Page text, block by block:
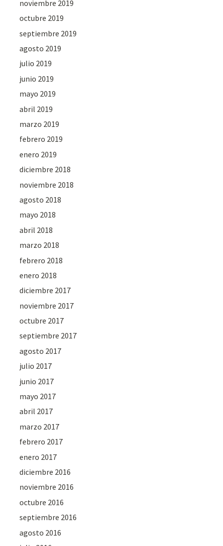
noviembre 2019
octubre 2019
septiembre 2019
agosto 2019
julio 2019
junio 2019
mayo 2019
abril 2019
marzo 2019
febrero 2019
enero 2019
diciembre 2018
noviembre 2018
agosto 2018
mayo 2018
abril 2018
marzo 2018
febrero 2018
enero 2018
diciembre 2017
noviembre 2017
octubre 2017
septiembre 2017
agosto 2017
julio 2017
junio 2017
mayo 2017
abril 2017
marzo 2017
febrero 2017
enero 2017
diciembre 2016
noviembre 2016
octubre 2016
septiembre 2016
agosto 2016